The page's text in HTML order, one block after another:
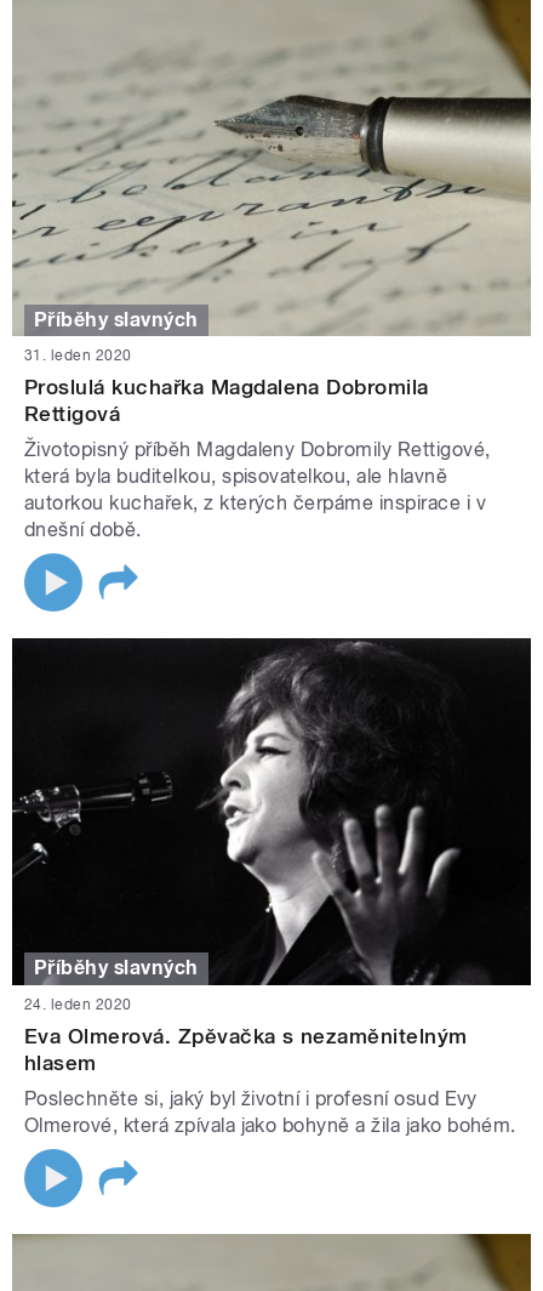
Příběhy slavných
31. leden 2020
Proslulá kuchařka Magdalena Dobromila
Rettigová
Životopisný příběh Magdaleny Dobromily Rettigové,
která byla buditelkou, spisovatelkou, ale hlavně
autorkou kuchařek, z kterých čerpáme inspirace i v
dnešní době.
Příběhy slavných
24. leden 2020
Eva Olmerová. Zpěvačka s nezaměnitelným
hlasem
Poslechněte si, jaký byl životní i profesní osud Evy
Olmerové, která zpívala jako bohyně a žila jako bohém.